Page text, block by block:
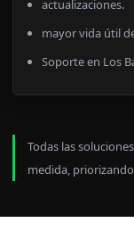
actualizaciones.
mayor vida útil
Soporte en Los
Todas las
medida,